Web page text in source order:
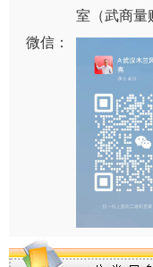
室（武商量
微信：